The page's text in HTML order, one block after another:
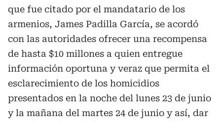
que fue citado por el mandatario de los
armenios, James Padilla García, se acordó
con las autoridades ofrecer una recompensa
de hasta $10 millones a quien entregue
información oportuna y veraz que permita el
esclarecimiento de los homicidios
presentados en la noche del lunes 23 de junio
y la mañana del martes 24 de junio y así, dar